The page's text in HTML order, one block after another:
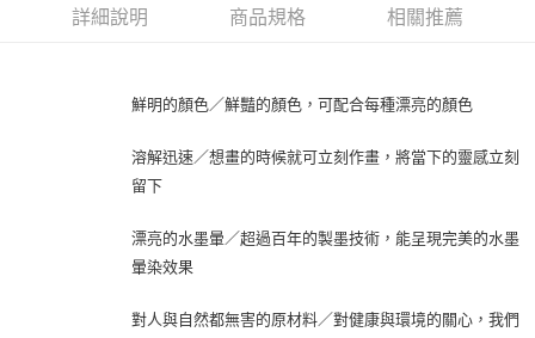
詳細說明 商品規格 相關推薦
鮮明的顏色／鮮豔的顏色，可配合每種漂亮的顏色
溶解迅速／想畫的時候就可立刻作畫，將當下的靈感立刻
留下
漂亮的水墨暈／超過百年的製墨技術，能呈現完美的水墨
暈染效果
對人與自然都無害的原材料／對健康與環境的關心，我們